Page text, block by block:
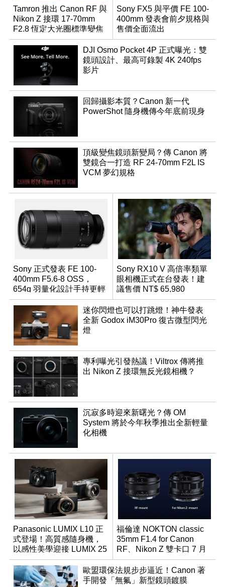
Tamron 推出 Canon RF 與
Nikon Z 接環 17-70mm
F2.8 恆定大光圈標準變焦
鏡
Sony FX5 與平價 FE 100-
400mm 發表會前夕規格與
售價全面流出
DJI Osmo Pocket 4P 正式曝光：雙
鏡頭設計、最高可錄製 4K 240fps
影片
回歸攝影本質？Canon 新一代
PowerShot 隨身機傳今年底前現身
頂級變焦鏡頭新變局？傳 Canon 將
雙鏡合一打造 RF 24-70mm F2L IS
VCM 夢幻規格
Sony 正式發表 FE 100-
400mm F5.6-8 OSS，
654g 羽量化設計手持更輕
鬆
Sony RX10 V 高倍率類單
眼相機正式在台發表！建
議售價 NT$ 65,980
迷你閃燈也可以打跳燈！神牛發表
全新 Godox iM30Pro 復古微型閃光
燈
專利曝光引發熱議！Viltrox 傳將推
出 Nikon Z 接環無反光鏡相機？
沉寂多時迎來新曙光？傳 OM
System 將於今年秋季推出全新輕量
化相機
Panasonic LUMIX L10 正
式登場！高質感隨身機，
以感性美學迎接 LUMIX 25
週年
福倫達 NOKTON classic
35mm F1.4 for Canon
RF、Nikon Z 雙卡口 7 月
同步登台
歐盟環保法規步步逼近！Canon 著
手開發「無氟」新型鏡頭鍍膜